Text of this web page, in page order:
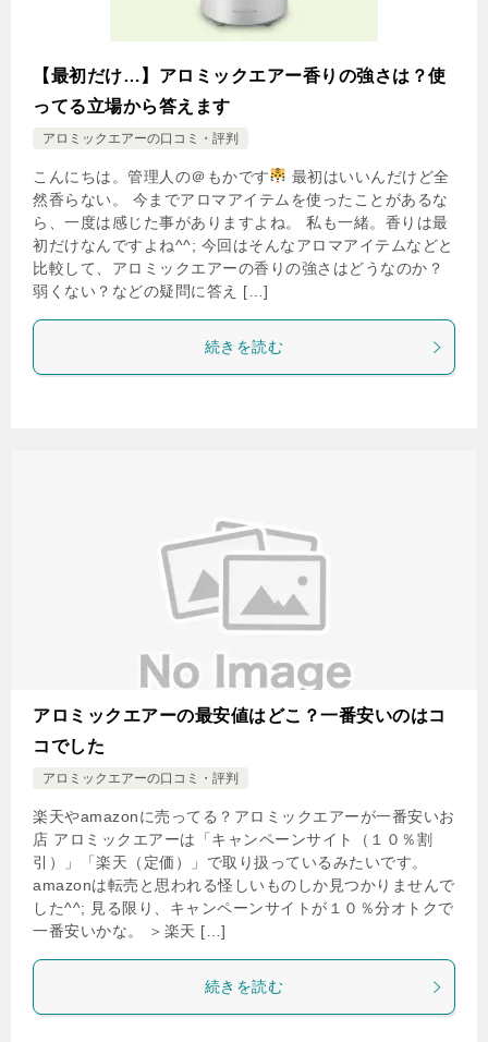
【最初だけ…】アロミックエアー香りの強さは？使
ってる立場から答えます
アロミックエアーの口コミ・評判
こんにちは。管理人の＠もかです
最初はいいんだけど全
然香らない。 今までアロマアイテムを使ったことがあるな
ら、一度は感じた事がありますよね。 私も一緒。香りは最
初だけなんですよね^^; 今回はそんなアロマアイテムなどと
比較して、アロミックエアーの香りの強さはどうなのか？
弱くない？などの疑問に答え […]
続きを読む
アロミックエアーの最安値はどこ？一番安いのはコ
コでした
アロミックエアーの口コミ・評判
楽天やamazonに売ってる？アロミックエアーが一番安いお
店 アロミックエアーは「キャンペーンサイト（１０％割
引）」「楽天（定価）」で取り扱っているみたいです。
amazonは転売と思われる怪しいものしか見つかりませんで
した^^; 見る限り、キャンペーンサイトが１０％分オトクで
一番安いかな。 ＞楽天 […]
続きを読む